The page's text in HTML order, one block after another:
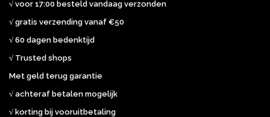
√ voor 17:00 besteld vandaag verzonden
√ gratis verzending vanaf €50
√ 60 dagen bedenktijd
√ Trusted shops
Met geld terug garantie
√ achteraf betalen mogelijk
√ korting bij vooruitbetaling